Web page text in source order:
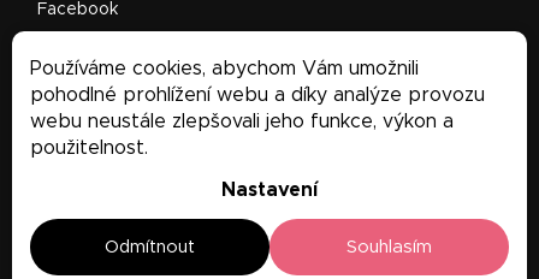
Používáme cookies, abychom Vám umožnili
pohodlné prohlížení webu a díky analýze provozu
webu neustále zlepšovali jeho funkce, výkon a
použitelnost.
Nastavení
Odmítnout Souhlasím
Facebook
Facebook